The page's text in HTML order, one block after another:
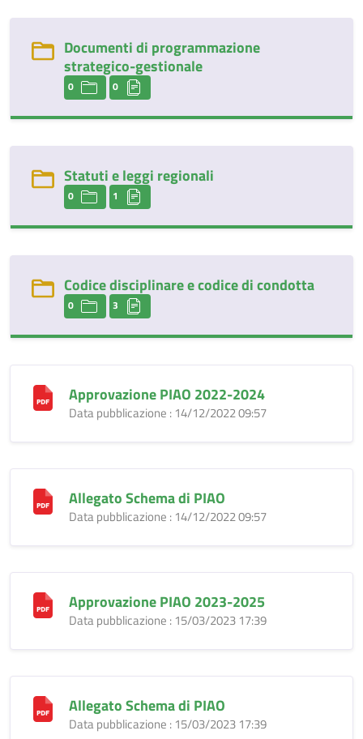
Documenti di programmazione
strategico-gestionale
0 0
Statuti e leggi regionali
0 1
Codice disciplinare e codice di condotta
0 3
Approvazione PIAO 2022-2024
Data pubblicazione : 14/12/2022 09:57
Allegato Schema di PIAO
Data pubblicazione : 14/12/2022 09:57
Approvazione PIAO 2023-2025
Data pubblicazione : 15/03/2023 17:39
Allegato Schema di PIAO
Data pubblicazione : 15/03/2023 17:39